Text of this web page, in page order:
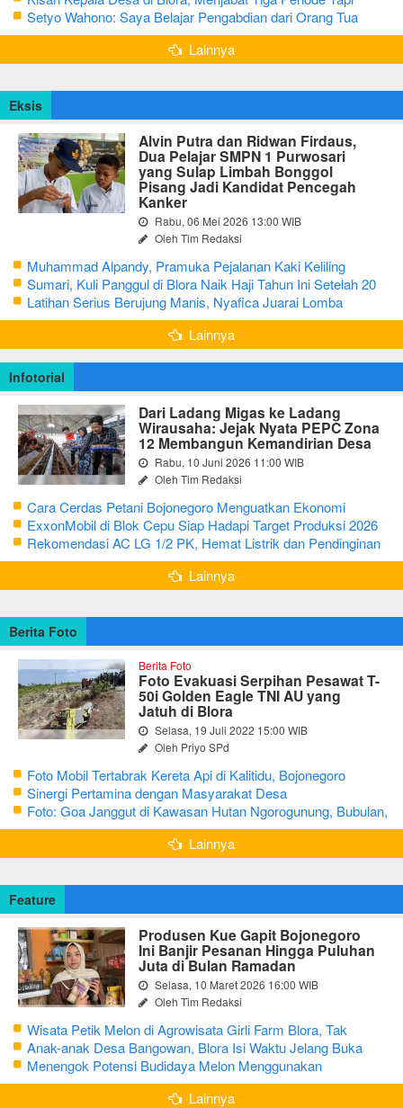
Masih Hidup Sederhana
Setyo Wahono: Saya Belajar Pengabdian dari Orang Tua
Lainnya
Eksis
Alvin Putra dan Ridwan Firdaus,
Dua Pelajar SMPN 1 Purwosari
yang Sulap Limbah Bonggol
Pisang Jadi Kandidat Pencegah
Kanker
Rabu, 06 Mei 2026 13:00 WIB
Oleh Tim Redaksi
Muhammad Alpandy, Pramuka Pejalanan Kaki Keliling
Nusantara dengan Misi Literasi Budaya
Sumari, Kuli Panggul di Blora Naik Haji Tahun Ini Setelah 20
Tahun Sisihkan Uang Receh
Latihan Serius Berujung Manis, Nyafica Juarai Lomba
Bertutur tentang Nilai Hidup Orang Samin
Lainnya
Infotorial
Dari Ladang Migas ke Ladang
Wirausaha: Jejak Nyata PEPC Zona
12 Membangun Kemandirian Desa
Rabu, 10 Juni 2026 11:00 WIB
Oleh Tim Redaksi
Cara Cerdas Petani Bojonegoro Menguatkan Ekonomi
Keluarga
ExxonMobil di Blok Cepu Siap Hadapi Target Produksi 2026
Rekomendasi AC LG 1/2 PK, Hemat Listrik dan Pendinginan
Maksimal
Lainnya
Berita Foto
Berita Foto
Foto Evakuasi Serpihan Pesawat T-
50i Golden Eagle TNI AU yang
Jatuh di Blora
Selasa, 19 Juli 2022 15:00 WIB
Oleh Priyo SPd
Foto Mobil Tertabrak Kereta Api di Kalitidu, Bojonegoro
Sinergi Pertamina dengan Masyarakat Desa
Foto: Goa Janggut di Kawasan Hutan Ngorogunung, Bubulan,
Bojonegoro
Lainnya
Feature
Produsen Kue Gapit Bojonegoro
Ini Banjir Pesanan Hingga Puluhan
Juta di Bulan Ramadan
Selasa, 10 Maret 2026 16:00 WIB
Oleh Tim Redaksi
Wisata Petik Melon di Agrowisata Girli Farm Blora, Tak
Sampai 5 Hari Sudah Ludes Terjual
Anak-anak Desa Bangowan, Blora Isi Waktu Jelang Buka
Puasa dengan Latihan Gamelan
Menengok Potensi Budidaya Melon Menggunakan
Greenhouse di Bojonegoro
Lainnya